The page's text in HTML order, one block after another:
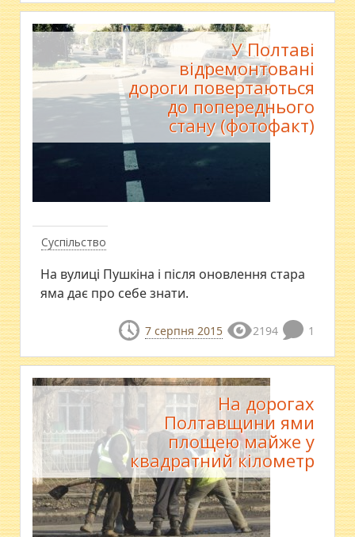
Суспільство
У Полтаві
відремонтовані
дороги повертаються
до попереднього
стану (фотофакт)
На вулиці Пушкіна і після оновлення стара
яма дає про себе знати.
7 серпня 2015 2194 1
На дорогах
Полтавщини ями
площею майже у
квадратний кілометр